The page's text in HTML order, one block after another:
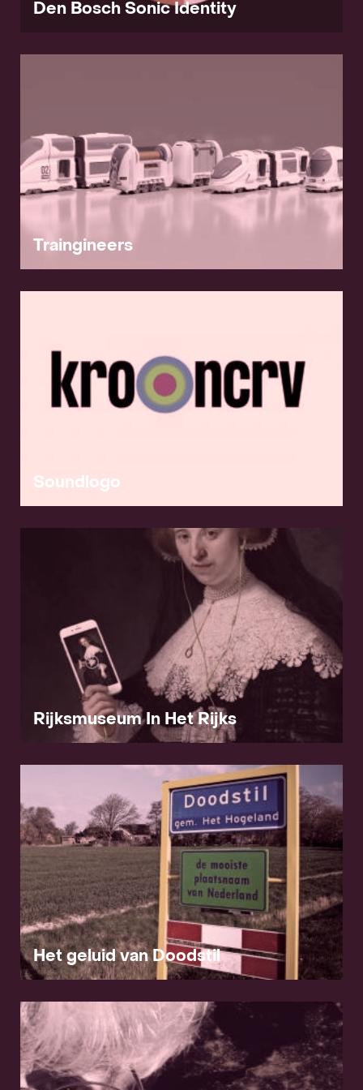
Den Bosch Sonic Identity
Traingineers
Soundlogo
Rijksmuseum In Het Rijks
Het geluid van Doodstil